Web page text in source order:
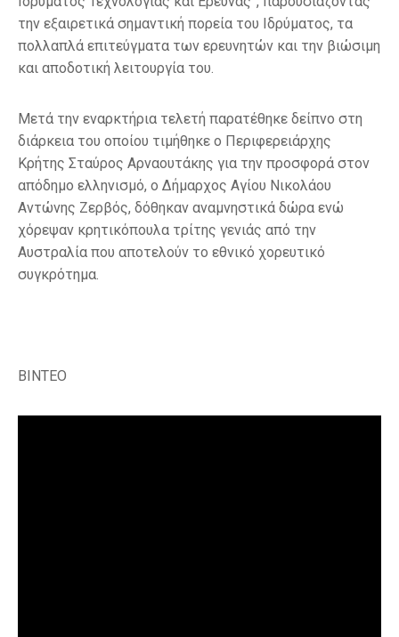
την εξαιρετικά σημαντική πορεία του Ιδρύματος, τα
πολλαπλά επιτεύγματα των ερευνητών και την βιώσιμη
και αποδοτική λειτουργία του.
Μετά την εναρκτήρια τελετή παρατέθηκε δείπνο στη
διάρκεια του οποίου τιμήθηκε ο Περιφερειάρχης
Κρήτης Σταύρος Αρναουτάκης για την προσφορά στον
απόδημο ελληνισμό, ο Δήμαρχος Αγίου Νικολάου
Αντώνης Ζερβός, δόθηκαν αναμνηστικά δώρα ενώ
χόρεψαν κρητικόπουλα τρίτης γενιάς από την
Αυστραλία που αποτελούν το εθνικό χορευτικό
συγκρότημα.
ΒΙΝΤΕΟ